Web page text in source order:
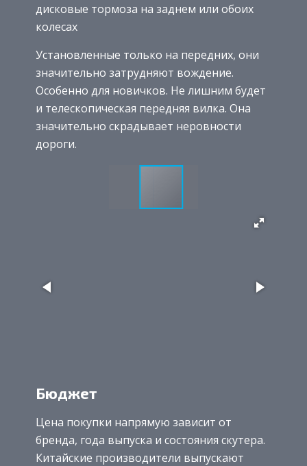
дисковые тормоза на заднем или обоих
колесах
Установленные только на передних, они
значительно затрудняют вождение.
Особенно для новичков. Не лишним будет
и телескопическая передняя вилка. Она
значительно скрадывает неровности
дороги.
Бюджет
Цена покупки напрямую зависит от
бренда, года выпуска и состояния скутера.
Китайские производители выпускают